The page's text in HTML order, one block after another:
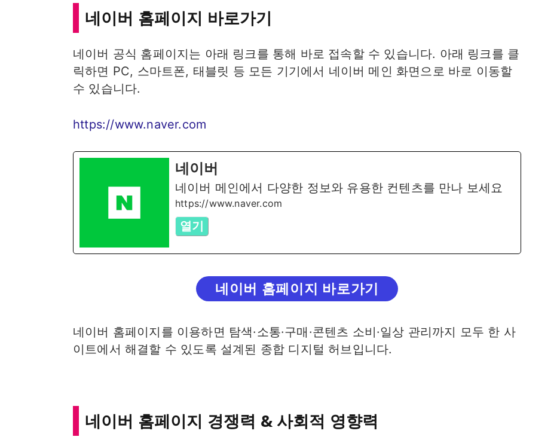
네이버 홈페이지 바로가기
네이버 공식 홈페이지는 아래 링크를 통해 바로 접속할 수 있습니다. 아래 링크를 클
릭하면 PC, 스마트폰, 태블릿 등 모든 기기에서 네이버 메인 화면으로 바로 이동할
수 있습니다.
https://www.naver.com
네이버
네이버 메인에서 다양한 정보와 유용한 컨텐츠를 만나 보세요
https://www.naver.com
열기
네이버 홈페이지 바로가기
네이버 홈페이지를 이용하면 탐색·소통·구매·콘텐츠 소비·일상 관리까지 모두 한 사
이트에서 해결할 수 있도록 설계된 종합 디지털 허브입니다.
네이버 홈페이지 경쟁력 & 사회적 영향력